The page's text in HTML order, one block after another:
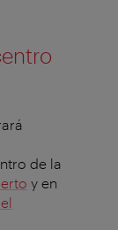
de la
y en